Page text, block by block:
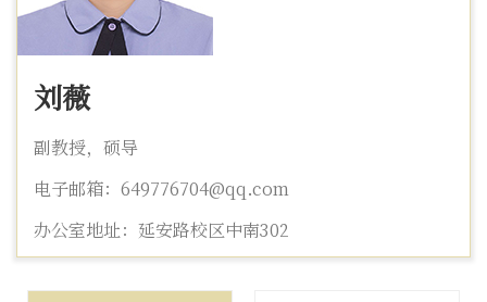
刘薇
副教授，硕导
电子邮箱：649776704@qq.com
办公室地址：延安路校区中南302